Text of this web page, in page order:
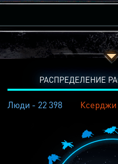
РАСПРЕДЕЛЕНИЕ
Люди - 22 398 Ксерджи